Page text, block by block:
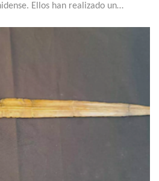
Ellos han realizado un…